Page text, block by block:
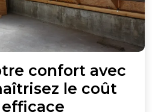
confort avec
le coût
efficace